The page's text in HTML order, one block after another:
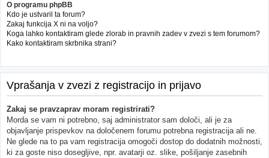
O programu phpBB
Kdo je ustvaril ta forum?
Zakaj funkcija X ni na voljo?
Koga lahko kontaktiram glede zlorab in pravnih zadev v zvezi s tem forumom?
Kako kontaktiram skrbnika strani?
Vprašanja v zvezi z registracijo in prijavo
Zakaj se pravzaprav moram registrirati?
Morda se vam ni potrebno, saj administrator sam določi, ali je za
objavljanje prispevkov na določenem forumu potrebna registracija ali ne.
Ne glede na to pa vam registracija omogoči dostop do dodatnih možnosti,
ki za goste niso dosegljive, npr. avatarji oz. slike, pošiljanje zasebnih